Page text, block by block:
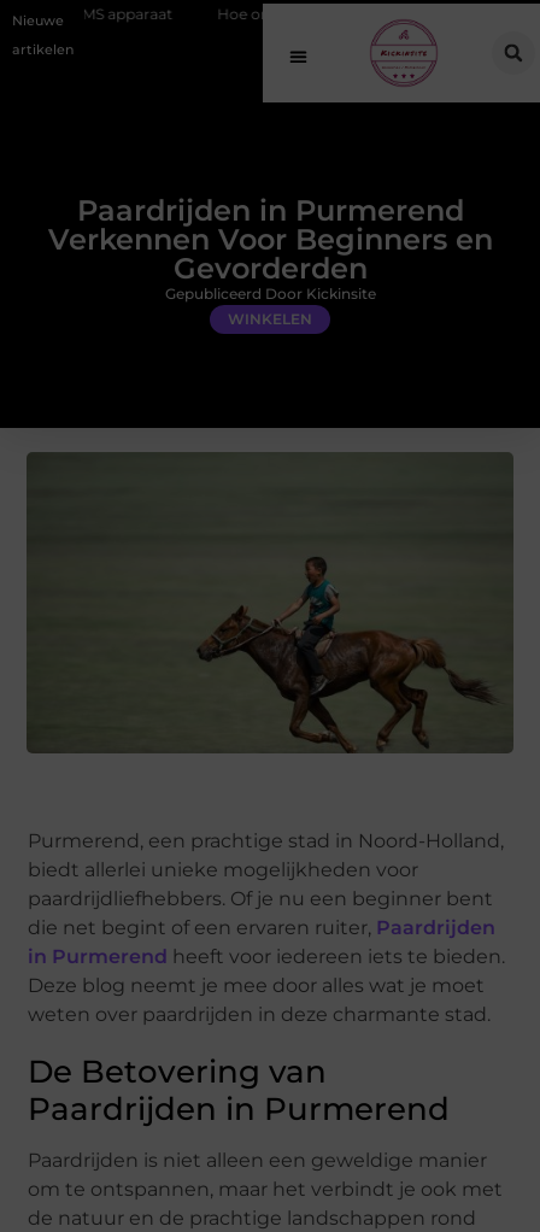
Nieuwe
artikelen
Hoe online vindbaarheid verandert in 2026
Paardrijden in Purmerend
Verkennen Voor Beginners en
Gevorderden
WINKELEN
Gepubliceerd Door Kickinsite
Purmerend, een prachtige stad in Noord-Holland,
biedt allerlei unieke mogelijkheden voor
paardrijdliefhebbers. Of je nu een beginner bent
die net begint of een ervaren ruiter, Paardrijden
in Purmerend heeft voor iedereen iets te bieden.
Deze blog neemt je mee door alles wat je moet
weten over paardrijden in deze charmante stad.
De Betovering van
Paardrijden in Purmerend
Paardrijden is niet alleen een geweldige manier
om te ontspannen, maar het verbindt je ook met
de natuur en de prachtige landschappen rond